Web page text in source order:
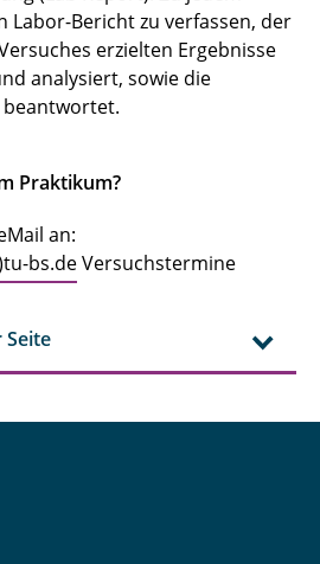
Labor-Bericht zu verfassen, der
erzielten Ergebnisse
analysiert, sowie die
beantwortet.
Praktikum?
an:
bs.deVersuchstermine
Seite